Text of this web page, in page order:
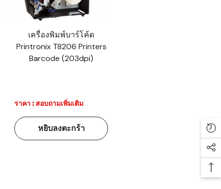
เครื่องพิมพ์บาร์โค้ด
Printronix T8206 Printers
Barcode (203dpi)
ราคา : สอบถามเพิ่มเติม
หยิบลงตะกร้า